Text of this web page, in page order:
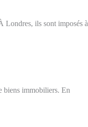
Londres, ils sont imposés à
biens immobiliers. En